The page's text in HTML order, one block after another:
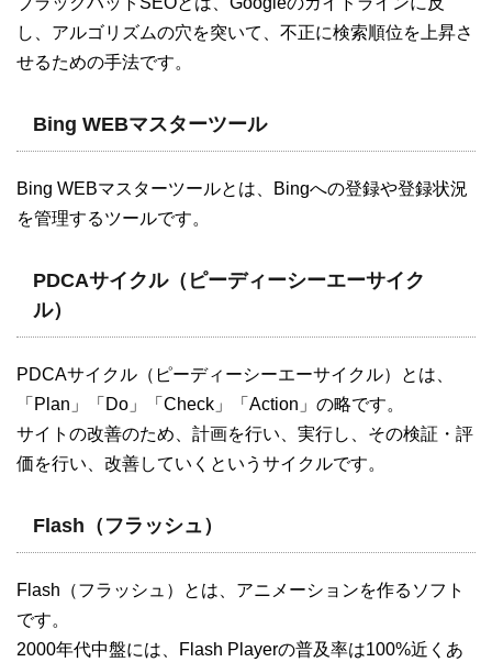
し、アルゴリズムの穴を突いて、不正に検索順位を上昇さ
せるための手法です。
Bing WEBマスターツール
Bing WEBマスターツールとは、Bingへの登録や登録状況
を管理するツールです。
PDCAサイクル（ピーディーシーエーサイク
ル）
PDCAサイクル（ピーディーシーエーサイクル）とは、
「Plan」「Do」「Check」「Action」の略です。
サイトの改善のため、計画を行い、実行し、その検証・評
価を行い、改善していくというサイクルです。
Flash（フラッシュ）
Flash（フラッシュ）とは、アニメーションを作るソフト
です。
2000年代中盤には、Flash Playerの普及率は100%近くあ